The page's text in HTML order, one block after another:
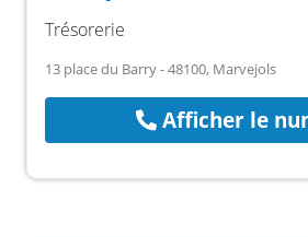
Trésorerie
13 place du Barry - 48100, Marvejols
Afficher le